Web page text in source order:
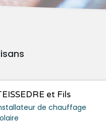
et Fils
de chauffage